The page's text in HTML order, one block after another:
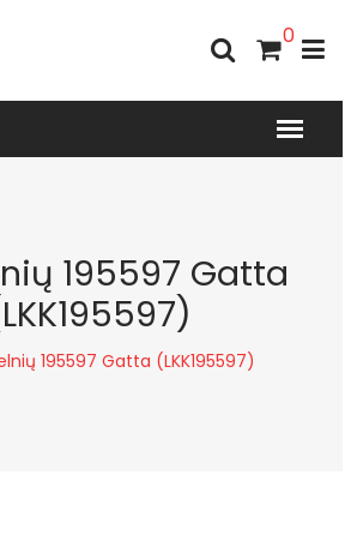
0
195597 Gatta
195597 Gatta (LKK195597)